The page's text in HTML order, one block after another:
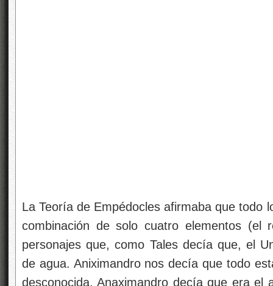
La Teoría de Empédocles afirmaba que todo
combinación de solo cuatro elementos (el
personajes que, como Tales decía que, el
de agua. Aniximandro nos decía que todo
desconocida, Anaximandro decía que era el